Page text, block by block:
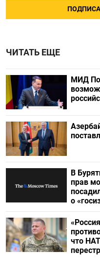
ЧИТАТЬ ЕЩЕ
МИД
В
прав
о
что